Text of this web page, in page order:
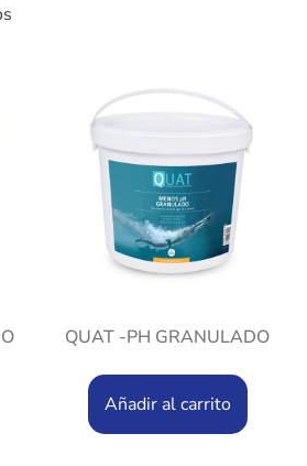
QUAT -PH GRANULADO
Añadir al carrito